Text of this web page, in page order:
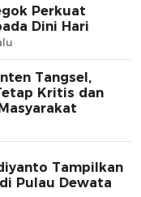
Perkuat
Dini Hari
Tangsel,
Kritis dan
Tampilkan
Pulau Dewata